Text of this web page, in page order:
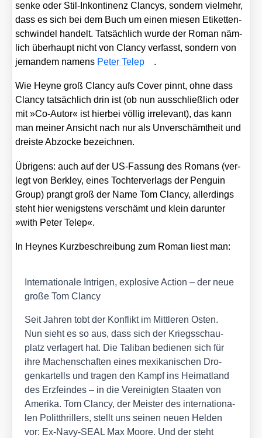
sen­ke oder Stil-Inkon­ti­nenz Clan­cys, son­dern viel­mehr,
dass es sich bei dem Buch um einen mie­sen Eti­ket­ten­
schwin­del han­delt. Tat­säch­lich wur­de der Roman näm­
lich über­haupt nicht von Clan­cy ver­fasst, son­dern von
jeman­dem namens Peter Telep .
Wie Hey­ne groß Clan­cy aufs Cover pinnt, ohne dass
Clan­cy tat­säch­lich drin ist (ob nun aus­schließ­lich oder
mit »Co-Autor« ist hier­bei völ­lig irrele­vant), das kann
man mei­ner Ansicht nach nur als Unver­schämt­heit und
dreis­te Abzo­cke bezeich­nen.
Übri­gens: auch auf der US-Fas­sung des Romans (ver­
legt von Ber­kley, eines Toch­ter­ver­lags der Pen­gu­in
Group) prangt groß der Name Tom Clan­cy, aller­dings
steht hier wenigs­tens ver­schämt und klein dar­un­ter
»with Peter Telep«.
In Heynes Kurz­be­schrei­bung zum Roman liest man:
Inter­na­tio­na­le Intri­gen, explo­si­ve Action – der neue
gro­ße Tom Clan­cy
Seit Jah­ren tobt der Kon­flikt im Mitt­le­ren Osten.
Nun sieht es so aus, dass sich der Kriegs­schau­
platz ver­la­gert hat. Die Tali­ban bedie­nen sich für
ihre Machen­schaf­ten eines mexi­ka­ni­schen Dro­
gen­kar­tells und tra­gen den Kampf ins Hei­mat­land
des Erz­fein­des – in die Ver­ei­nig­ten Staa­ten von
Ame­ri­ka. Tom Clan­cy, der Meis­ter des inter­na­tio­na­
len Polit­thril­lers, stellt uns sei­nen neu­en Hel­den
vor: Ex-Navy-SEAL Max Moo­re. Und der steht